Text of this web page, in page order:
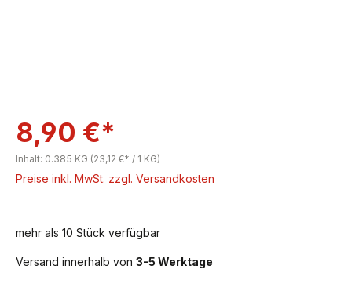
8,90 €*
Inhalt: 0.385 KG (23,12 €* / 1 KG)
Preise inkl. MwSt. zzgl. Versandkosten
mehr als 10 Stück verfügbar
Versand innerhalb von 3-5 Werktage